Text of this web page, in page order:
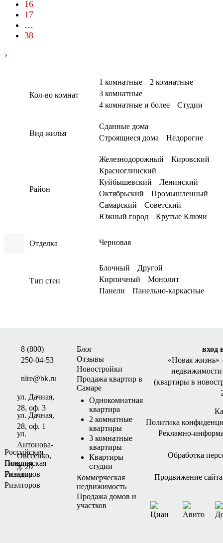
16
17
…
38
›
Кол-во комнат
1 комнатные
2 комнатные
3 комнатные
4 комнатные и более
Студии
Вид жилья
Сданные дома
Строящиеся дома
Недорогие
Район
Железнодорожный
Кировский
Красноглинский
Куйбышевский
Ленинский
Октябрьский
Промышленный
Самарский
Советский
Южный город
Крутые Ключи
Отделка Черновая
Тип стен
Блочный
Другой
Кирпичный
Монолит
Панели
Панельно-каркасные
8 (800)
250-04-53
nlre@bk.ru
ул. Дачная,
28, оф. 3
ул. Дачная,
28, оф. 1
ул.
Антонова-
Овсеенко,
д. 20
Российская
Гильдия
Риэлторов
Поволжская
Гильдия
Риэлторов
Блог
Отзывы
Новостройки
Продажа квартир в
Самаре
Однокомнатная
квартира
2 комнатные
квартиры
3 комнатные
квартиры
Квартиры
студии
Коммерческая
недвижимость
Продажа домов и
участков
вход
«Новая жизнь»
(квартиры в
Политика
Рекламно-
Обработка
Продвижение